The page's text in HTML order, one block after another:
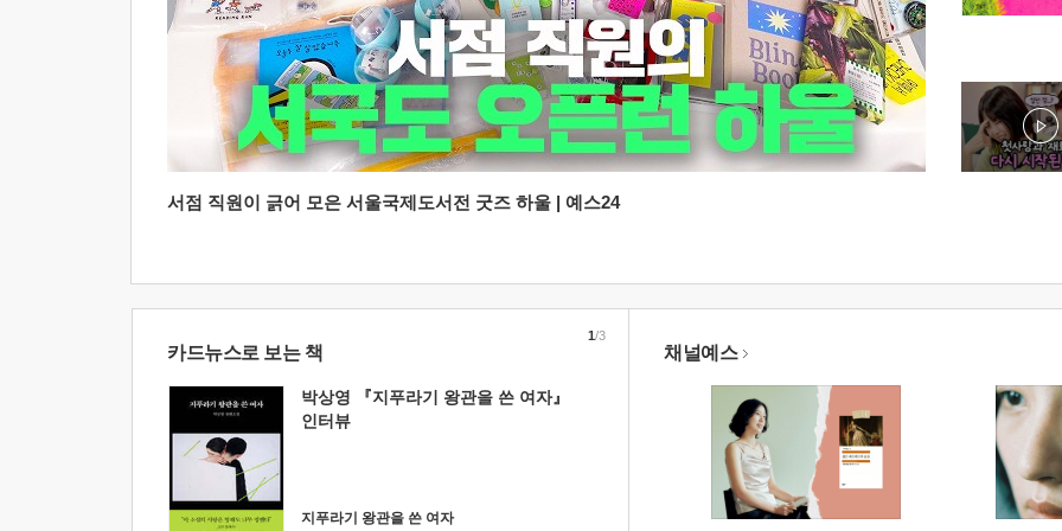
서점 직원이 긁어 모은 서울국제도서전 굿즈 하울 | 예스24
카드뉴스로 보는 책
박상영 『지푸라기 왕관을 쓴 여자』
인터뷰
지푸라기 왕관을 쓴 여자
1/3
채널예스